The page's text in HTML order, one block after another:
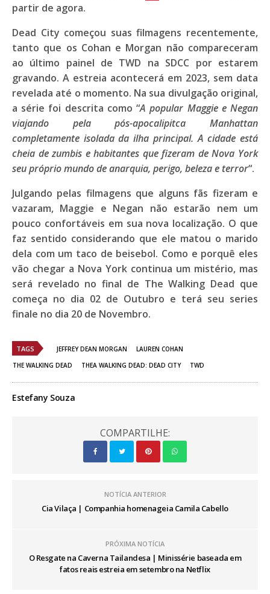
partir de agora.
Dead City começou suas filmagens recentemente,
tanto que os Cohan e Morgan não compareceram
ao último painel de TWD na SDCC por estarem
gravando. A estreia acontecerá em 2023, sem data
revelada até o momento. Na sua divulgação original,
a série foi descrita como “A popular Maggie e Negan
viajando pela pós-apocalipitca Manhattan
completamente isolada da ilha principal. A cidade está
cheia de zumbis e habitantes que fizeram de Nova York
seu próprio mundo de anarquia, perigo, beleza e terror“.
Julgando pelas filmagens que alguns fãs fizeram e
vazaram, Maggie e Negan não estarão nem um
pouco confortáveis em sua nova localização. O que
faz sentido considerando que ele matou o marido
dela com um taco de beisebol. Como e porquê eles
vão chegar a Nova York continua um mistério, mas
será revelado no final de The Walking Dead que
começa no dia 02 de Outubro e terá seu series
finale no dia 20 de Novembro.
TAGS JEFFREY DEAN MORGAN
LAUREN COHAN
THE WALKING DEAD
THEA WALKING DEAD: DEAD CITY TWD
Estefany Souza
COMPARTILHE:
NOTÍCIA ANTERIOR
Cia Vilaça | Companhia homenageia Camila Cabello
PRÓXIMA NOTÍCIA
O Resgate na Caverna Tailandesa | Minissérie baseada em
fatos reais estreia em setembro na Netflix